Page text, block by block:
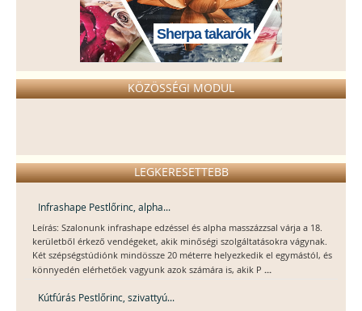
Sherpa takarók
KÖZÖSSÉGI MODUL
LEGKERESETTEBB
Infrashape Pestlőrinc, alpha...
Leírás: Szalonunk infrashape edzéssel és alpha masszázzsal várja a 18.
kerületből érkező vendégeket, akik minőségi szolgáltatásokra vágynak.
Két szépségstúdiónk mindössze 20 méterre helyezkedik el egymástól, és
könnyedén elérhetőek vagyunk azok számára is, akik P ...
Kútfúrás Pestlőrinc, szivattyú...